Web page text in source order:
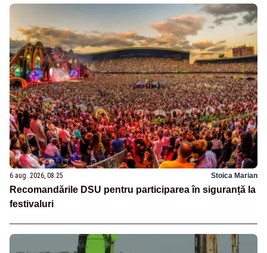
6 aug. 2026, 08:25 Stoica Marian
Recomandările DSU pentru participarea în siguranță la
festivaluri